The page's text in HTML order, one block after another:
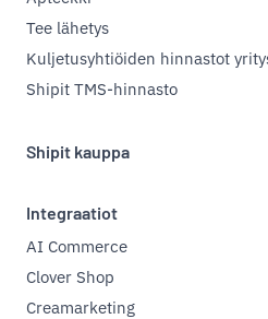
Tee lähetys
Kuljetusyhtiöiden hinnastot
Shipit TMS-hinnasto
Shipit kauppa
Integraatiot
AI Commerce
Clover Shop
Creamarketing